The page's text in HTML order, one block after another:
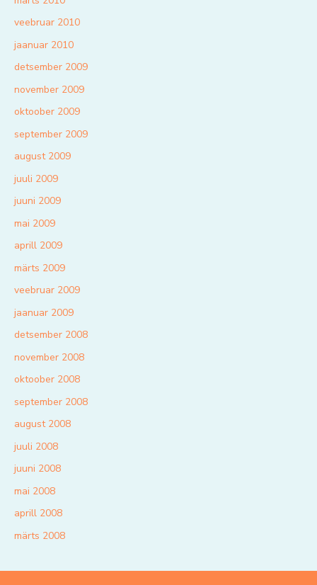
veebruar 2010
jaanuar 2010
detsember 2009
november 2009
oktoober 2009
september 2009
august 2009
juuli 2009
juuni 2009
mai 2009
aprill 2009
märts 2009
veebruar 2009
jaanuar 2009
detsember 2008
november 2008
oktoober 2008
september 2008
august 2008
juuli 2008
juuni 2008
mai 2008
aprill 2008
märts 2008